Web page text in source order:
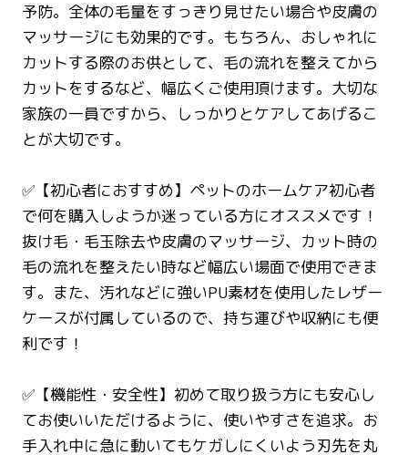
予防。全体の毛量をすっきり見せたい場合や皮膚の
マッサージにも効果的です。もちろん、おしゃれに
カットする際のお供として、毛の流れを整えてから
カットをするなど、幅広くご使用頂けます。大切な
家族の一員ですから、しっかりとケアしてあげるこ
とが大切です。
✅【初心者におすすめ】ペットのホームケア初心者
で何を購入しようか迷っている方にオススメです！
抜け毛・毛玉除去や皮膚のマッサージ、カット時の
毛の流れを整えたい時など幅広い場面で使用できま
す。また、汚れなどに強いPU素材を使用したレザー
ケースが付属しているので、持ち運びや収納にも便
利です！
✅【機能性・安全性】初めて取り扱う方にも安心し
てお使いいただけるように、使いやすさを追求。お
手入れ中に急に動いてもケガしにくいよう刃先を丸